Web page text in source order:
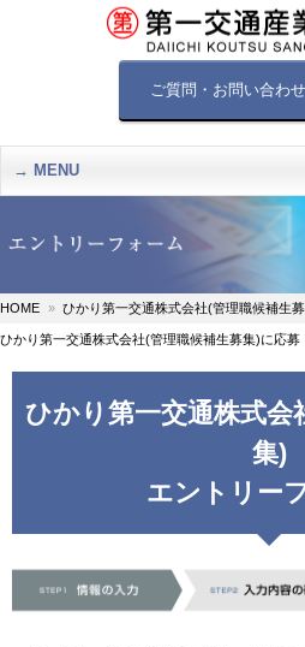
ご質問・お問い合わ
MENU
HOME ひかり第一交通株式会社(管理職候補生
ひかり第一交通株式会社(管理職候補生募集)に応募
ひかり第一交通株式会
集)
エントリー